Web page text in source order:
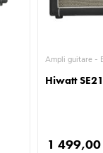
Hiwatt
1 499,00